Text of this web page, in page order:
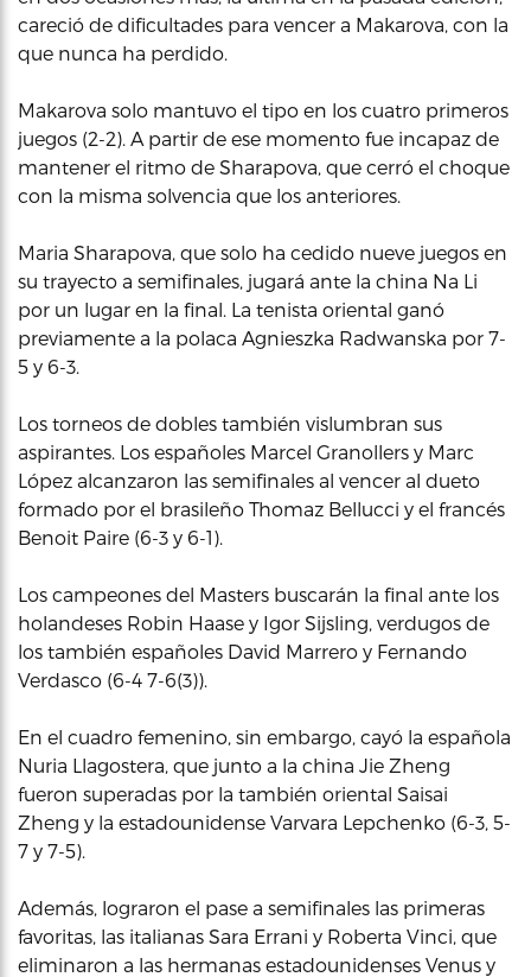
careció de dificultades para vencer a Makarova, con la
que nunca ha perdido.
Makarova solo mantuvo el tipo en los cuatro primeros
juegos (2-2). A partir de ese momento fue incapaz de
mantener el ritmo de Sharapova, que cerró el choque
con la misma solvencia que los anteriores.
Maria Sharapova, que solo ha cedido nueve juegos en
su trayecto a semifinales, jugará ante la china Na Li
por un lugar en la final. La tenista oriental ganó
previamente a la polaca Agnieszka Radwanska por 7-
5 y 6-3.
Los torneos de dobles también vislumbran sus
aspirantes. Los españoles Marcel Granollers y Marc
López alcanzaron las semifinales al vencer al dueto
formado por el brasileño Thomaz Bellucci y el francés
Benoit Paire (6-3 y 6-1).
Los campeones del Masters buscarán la final ante los
holandeses Robin Haase y Igor Sijsling, verdugos de
los también españoles David Marrero y Fernando
Verdasco (6-4 7-6(3)).
En el cuadro femenino, sin embargo, cayó la española
Nuria Llagostera, que junto a la china Jie Zheng
fueron superadas por la también oriental Saisai
Zheng y la estadounidense Varvara Lepchenko (6-3, 5-
7 y 7-5).
Además, lograron el pase a semifinales las primeras
favoritas, las italianas Sara Errani y Roberta Vinci, que
eliminaron a las hermanas estadounidenses Venus y